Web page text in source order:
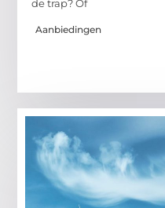
de trap? Of
Aanbiedingen